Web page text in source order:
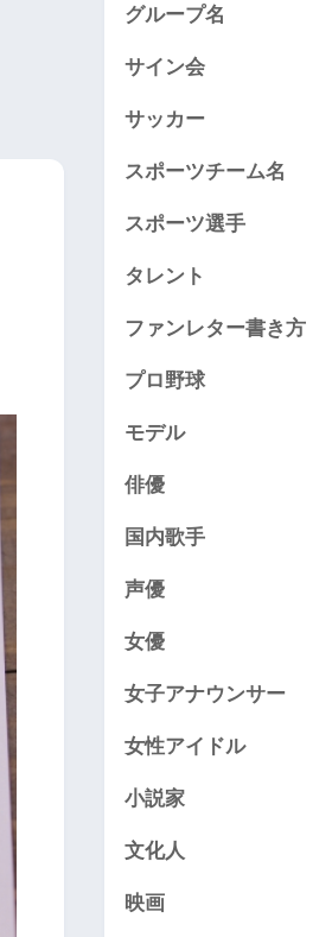
グループ名
サイン会
サッカー
スポーツチーム名
スポーツ選手
タレント
ファンレター書き方
プロ野球
モデル
俳優
国内歌手
声優
女優
女子アナウンサー
女性アイドル
小説家
文化人
映画